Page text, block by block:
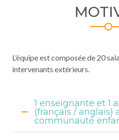
L’équipe est composée de 20
intervenants extérieurs.
1 enseignante et 1
(français / anglais)
communauté